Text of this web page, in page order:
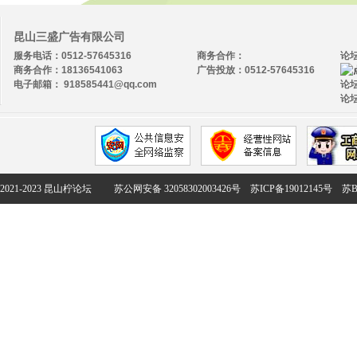
昆山三盛广告有限公司
服务电话：0512-57645316
商务合作：18136541063
电子邮箱： 918585441@qq.com
论
论
论
商务合作：
广告投放：0512-57645316
2021-2023 昆山柠论坛 苏公网安备 32058302003426号 苏ICP备19012145号 苏